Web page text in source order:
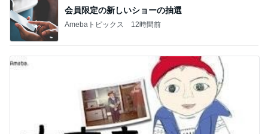
会員限定の新しいショーの抽選
Amebaトピックス 12時間前